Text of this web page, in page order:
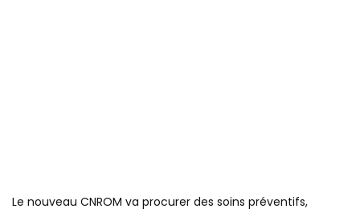
Le nouveau CNROM va procurer des soins préventifs,